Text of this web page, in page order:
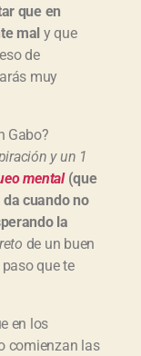
que en
mal y que
de
muy
Gabo?
y un 1
mental(que
cuando no
la
de un buen
que te
en los
comienzan las